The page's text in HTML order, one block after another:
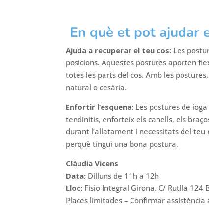
En què et pot ajudar
Ajuda a recuperar el teu cos: Les
posicions. Aquestes postures aporten
totes les parts del cos. Amb les
natural o cesària.
Enfortir l’esquena: Les postures de
tendinitis, enforteix els canells, els
durant l’allatament i necessitats del teu
perquè tingui una bona postura.
Clàudia Vicens
Data: Dilluns de 11h a 12h
Lloc: Fisio Integral Girona. C/ Rutlla 124
Places limitades – Confirmar assistència